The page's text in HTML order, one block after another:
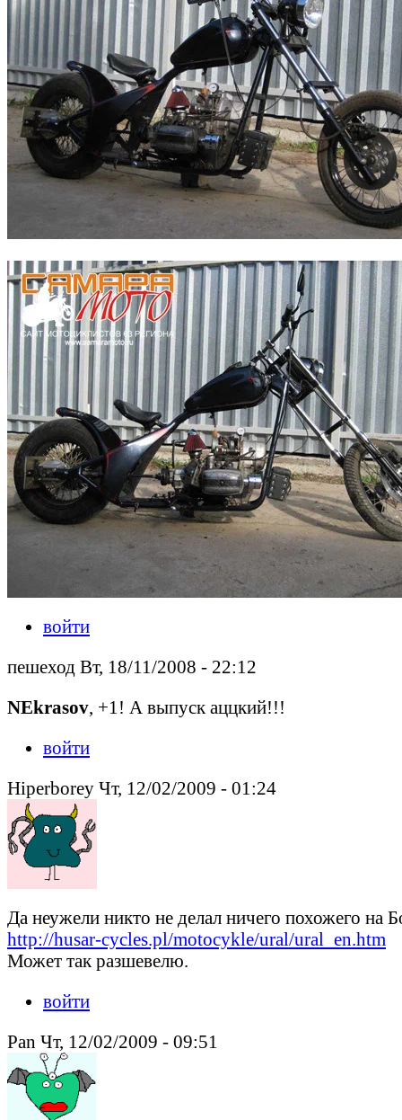
войти
пешеход Вт, 18/11/2008 - 22:12
NEkrasov, +1! А выпуск аццкий!!!
войти
Hiperborey Чт, 12/02/2009 - 01:24
Да неужели никто не делал ничего похожего на
http://husar-cycles.pl/motocykle/ural/ural_en.htm
Может так разшевелю.
войти
Pan Чт, 12/02/2009 - 09:51